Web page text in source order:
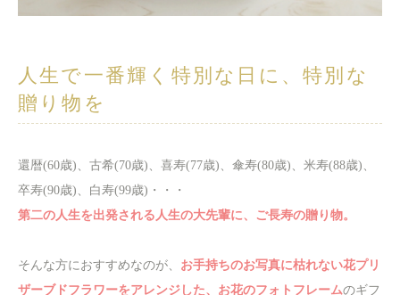
人生で一番輝く特別な日に、特別な
贈り物を
還暦(60歳)、古希(70歳)、喜寿(77歳)、傘寿(80歳)、米寿(88歳)、
卒寿(90歳)、白寿(99歳)・・・
第二の人生を出発される人生の大先輩に、ご長寿の贈り物。
そんな方におすすめなのが、 お手持ちのお写真に枯れない花プリ
ザーブドフラワーをアレンジした、お花のフォトフレームのギフ